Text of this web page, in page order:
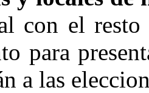
con el
para
a las